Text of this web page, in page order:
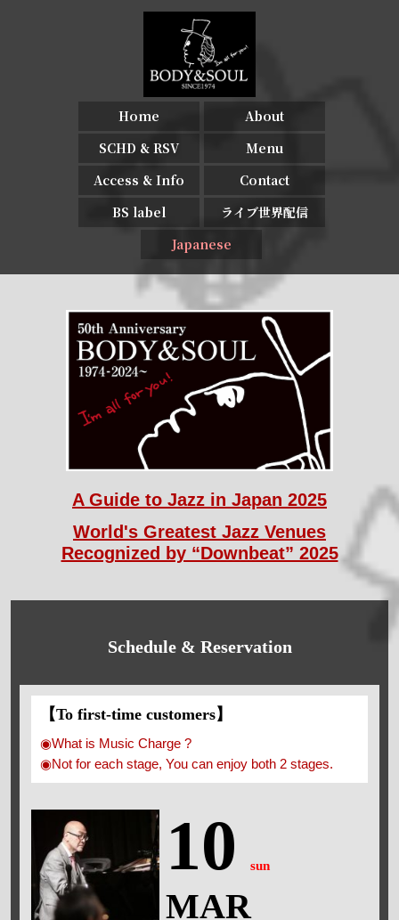
Home
About
SCHD & RSV
Menu
Access & Info
Contact
BS label
ライブ世界配信
Japanese
A Guide to Jazz in Japan 2025
World's Greatest Jazz Venues
Recognized by “Downbeat” 2025
Schedule & Reservation
【To first-time customers】
◉What is Music Charge ?
◉Not for each stage, You can enjoy both 2 stages.
10 sun
MAR